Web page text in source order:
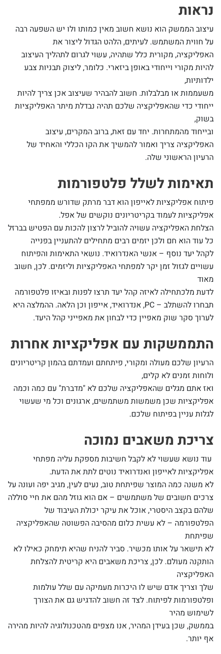
נראות
עיצוב הממשק הוא נושא חשוב מאין כמותו ולו יש השפעה רבה
על חווית המשתמש. לעיתים, הלהט הגדול ליצור את
האפליקציה, מקורית כלל שתהיה, עשוי לגרום לתהליך העיצוב
להיות מקורי וייחודי באופן ביזארי. כלומר, ליצוק תבניות צבע
ילדותיות,
משעממות או מבלבלות. חשוב להבהיר שעיצוב אכן צריך להיות
ייחודי כדי שהאפליקציה שלכם תהיה נבדלת מיתר האפליקציות
בשוק,
ובייחוד מהמתחרות. יחד עם זאת, ברוב המקרים, עיצוב
האפליקציה צריך ואמור להמשיך את הקו הכללי והאחיד של
הרעיון הראשוני שלה.
תאימות לשלל פלטפורמות
פיתוח אפליקציות לאייפון הוא דבר מרתק שדורש ממפתחי
אפליקציות לעמוד בקריטריונים נוקשים של אפל.
הצלחת האפליקציה עשויה להוביל לרצון להכות עם הפטיש בברזל
כל עוד הוא חם ולכן יזמים רבים מתחילים להתעניין בפנייה
לקהל יעד נוסף – אנשי האנדרואיד. נושאי התאימות והפיתוח
עשויים לגזול זמן יקר למפתחי האפליקציות וליזמים. לכן, חשוב
מאוד
לדעת מלכתחילה לאיזה קהל יעד תרצו לפנות ובאיזו פלטפורמה
תבחרו להשתלב – PC, אנדרואיד, אייפון וכן הלאה. ההמלצה היא
לערוך סקר שוק מאפיין כדי לבחון את מאפייני קהל היעד.
התממשקות עם אפליקציות אחרות
הרעיון שלכם מעולה ומקורי, פיתחתם ועמדתם בהמון קריטריונים
ולוחות זמנים לא קלים,
ואז אתם מגלים שהאפליקציה שלכם לא "מדברת" עם כמה וכמה
אפליקציות שכן משמשות משתמשים, ארגונים וכל מי שעשוי
לגלות עניין בפיתוח שלכם.
צריכת משאבים נמוכה
עוד נושא שעשוי לא לקבל חשיבות מספקת עליה מפתחי
אפליקציות לאייפון ואנדרואיד נוטים לתת את הדעת.
לא משנה כמה המוצר שפיתחת טוב, נעים לעין, מגיב יפה ועונה על
צרכים חשובים של משתמשים – אם הוא גוזל מהם את חיי סוללה
שלהם בקצב היסטרי, אוכל את עיקר יכולת העיבוד של
הפלטפורמה – לא עשית כלום מהסיבה הפשוטה שהאפליקציה
שפיתחת
לא תישאר על אותו מכשיר. סביר להניח שהיא תימחק כאילו לא
הותקנה מעולם. לכן, צריכת משאבים היא קריטית להצלחת
האפליקציה
שלך וצריך אדם שיש לו היכרות מעמיקה עם שלל עולמות
ופלטפורמות לפיתוח. לצד זה חשוב להדגיש גם את הצורך
לשימוש מהיר
בממשק, שכן בעידן המהיר, אנו מצפים מהטכנולוגיה להיות מהירה
אף יותר.